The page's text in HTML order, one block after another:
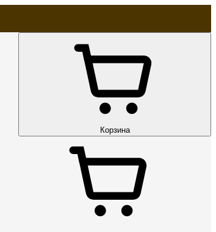
ДОСТАВКА
Корзина